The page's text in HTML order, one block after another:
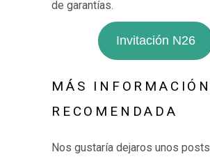
de garantías.
Invitación N26
MÁS INFORMACIÓN
RECOMENDADA
Nos gustaría dejaros unos posts